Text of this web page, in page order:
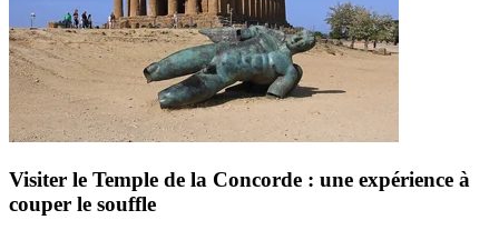
Visiter le Temple de la Concorde : une expérience à
couper le souffle